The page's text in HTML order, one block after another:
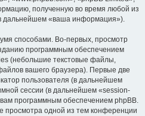
полученную во время любой из
дальнейшем «ваша информация»).
способами. Во-первых, просмотр
программным обеспечением
(небольшие текстовые файлы,
вашего браузера). Первые две
пользователя (в дальнейшем
сессии (в дальнейшем «session-
программным обеспечением phpBB.
просмотра одной из тем конференции